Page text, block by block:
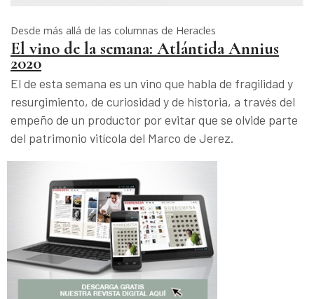
Desde más allá de las columnas de Heracles
El vino de la semana: Atlántida Annius
2020
El de esta semana es un vino que habla de fragilidad y
resurgimiento, de curiosidad y de historia, a través del
empeño de un productor por evitar que se olvide parte
del patrimonio vitícola del Marco de Jerez.